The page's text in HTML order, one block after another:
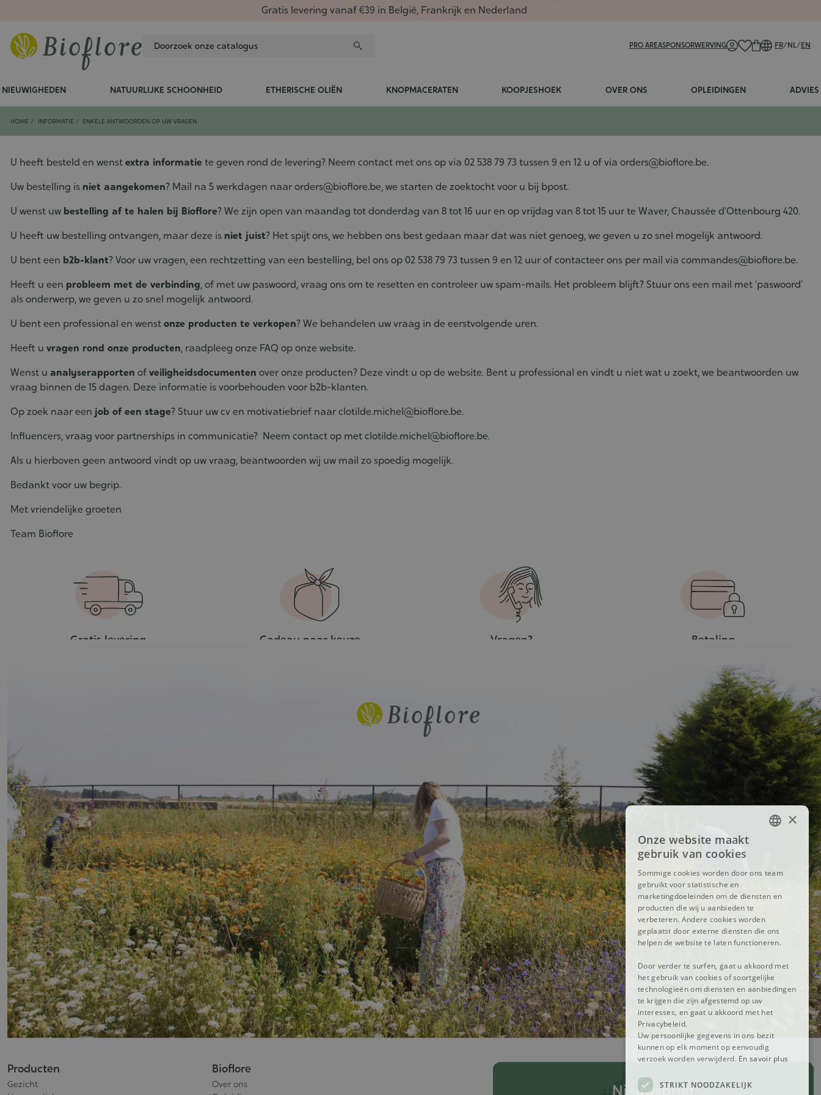
Gratis levering vanaf €39 in België, Frankrijk en Nederland
PRO AREASPONSORWERVING FR/NL/EN
NIEUWIGHEDEN NATUURLIJKE SCHOONHEID ETHERISCHE OLIËN KNOPMACERATEN KOOPJESHOEK OVER ONS OPLEIDINGEN ADVIES
HOME INFORMATIE ENKELE ANTWOORDEN OP UW VRAGEN
U heeft besteld en wenstextra informatie te geven rond de levering? Neem contact met ons op via 02 538 79 73 tussen 9 en 12 u of via orders@bioflore.be.
Uw bestelling is niet aangekomen? Mail na 5 werkdagen naarorders@bioflore.be, we starten de zoektocht voor u bij bpost.
U wenst uw bestelling af te halen bij Bioflore? We zijn open van maandag tot donderdag van 8 tot 16 uur en op vrijdag van 8 tot 15 uur te Waver, Chaussée d’Ottenbourg 420.
U heeft uw bestelling ontvangen, maar deze is niet juist? Het spijt ons, we hebben ons best gedaan maar dat was niet genoeg, we geven u zo snel mogelijk antwoord.
U bent een b2b-klant? Voor uw vragen, een rechtzetting van een bestelling, bel ons op 02 538 79 73 tussen 9 en 12 uur of contacteer ons per mail via commandes@bioflore.be.
Heeft u een probleem met de verbinding, of met uw paswoord, vraag ons om te resetten en controleer uw spam-mails. Het probleem blijft? Stuur ons een mail met ‘paswoord’
als onderwerp, we geven u zo snel mogelijk antwoord.
U bent een professional en wenstonze producten te verkopen? We behandelen uw vraag in de eerstvolgende uren.
Heeft u vragen rond onze producten, raadpleeg onze FAQ op onze website.
Wenst u analyserapporten ofveiligheidsdocumenten over onze producten? Deze vindt u op de website. Bent u professional en vindt u niet wat u zoekt, we beantwoorden uw
vraag binnen de 15 dagen. Deze informatie is voorbehouden voor b2b-klanten.
Op zoek naar een job of een stage? Stuur uw cv en motivatiebrief naarclotilde.michel@bioflore.be.
Influencers, vraag voor partnerships in communicatie? Neem contact op metclotilde.michel@bioflore.be.
Als u hierboven geen antwoord vindt op uw vraag, beantwoorden wij uw mail zo spoedig mogelijk.
Bedankt voor uw begrip.
Met vriendelijke groeten
Team Bioflore
Gratis levering
Cadeau naar keuze
Vragen?
Betaling
Producten
Gezicht
Bioflore
Over ons
Nieuwsbrief
×
Onze website maakt
gebruik van cookies
Sommige cookies worden door ons team
gebruikt voor statistische en
marketingdoeleinden om de diensten en
producten die wij u aanbieden te
verbeteren. Andere cookies worden
geplaatst door externe diensten die ons
helpen de website te laten functioneren.
Door verder te surfen, gaat u akkoord met
het gebruik van cookies of soortgelijke
technologieën om diensten en aanbiedingen
te krijgen die zijn afgestemd op uw
interesses, en gaat u akkoord met het
Privacybeleid.
Uw persoonlijke gegevens in ons bezit
kunnen op elk moment op eenvoudig
verzoek worden verwijderd. En savoir plus
STRIKT NOODZAKELIJK